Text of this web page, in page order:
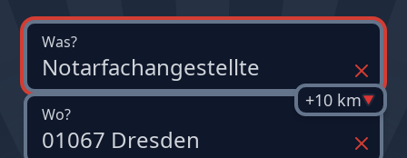
Was?
Wo?
+10 km